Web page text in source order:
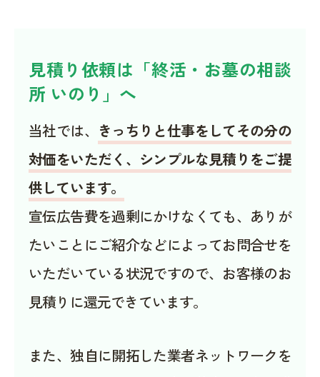
見積り依頼は「終活・お墓の相談
所 いのり」へ
当社では、 きっちりと仕事をしてその分の
対価をいただく、シンプルな見積りをご提
供しています。
宣伝広告費を過剰にかけなくても、ありが
たいことにご紹介などによってお問合せを
いただいている状況ですので、お客様のお
見積りに還元できています。
また、独自に開拓した業者ネットワークを